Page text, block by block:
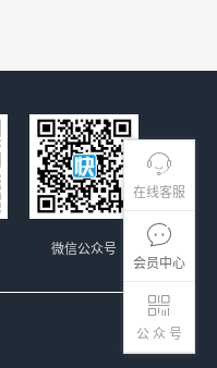
在线客服
会员中心
公 众 号
微信公众号